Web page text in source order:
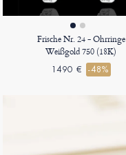
Frische Nr. 24 - Ohrringe
Weißgold 750 (18K)
1490 € -48%